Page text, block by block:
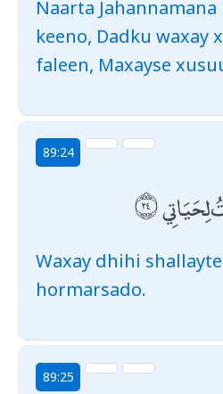
Naarta
keeno, Dadku waxay
faleen, Maxayse
89:24
Waxay dhihi
hormarsado.
89:25